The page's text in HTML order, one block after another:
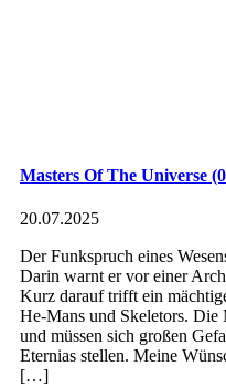
Masters Of The Universe
20.07.2025
Der Funkspruch eines
Darin warnt er vor einer
Kurz darauf trifft ein
He-Mans und Skeletors. Die
und müssen sich großen
Eternias stellen. Meine
[…]